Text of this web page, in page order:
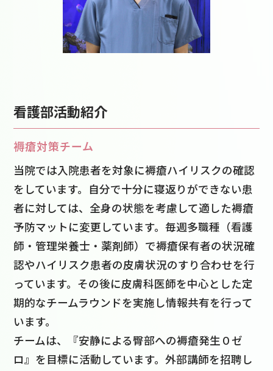
看護部活動紹介
褥瘡対策チーム
当院では入院患者を対象に褥瘡ハイリスクの確認
をしています。自分で十分に寝返りができない患
者に対しては、全身の状態を考慮して適した褥瘡
予防マットに変更しています。毎週多職種（看護
師・管理栄養士・薬剤師）で褥瘡保有者の状況確
認やハイリスク患者の皮膚状況のすり合わせを行
っています。その後に皮膚科医師を中心とした定
期的なチームラウンドを実施し情報共有を行って
います。
チームは、『安静による臀部への褥瘡発生０ゼ
ロ』を目標に活動しています。外部講師を招聘し